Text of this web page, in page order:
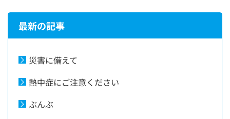
最新の記事
災害に備えて
熱中症にご注意ください
ぶんぶ